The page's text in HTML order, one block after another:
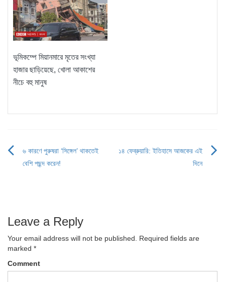
ভূমিকম্পে মিয়ানমারে মৃতের সংখ্যা
হাজার ছাড়িয়েছে, খোলা আকাশের
নীচে বহু মানুষ
Post
৬ কারণে পুরুষরা ‘সিঙ্গেল’ থাকতেই
বেশি পছন্দ করেন!
১৪ ফেব্রুয়ারি: ইতিহাসে আজকের এই
দিনে
Leave a Reply
Your email address will not be published.
Required fields are
marked *
Comment